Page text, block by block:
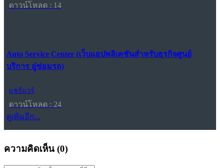
ดาวน์โหลด : 14
Auto Service Center (เว็บแอปพลิเคชันสำหรับธุรกิจศูนย์
บริการ อู่ซ่อมรถ)
แชร์แวร์
ดาวน์โหลด : 24
ดูเพิ่มอีก...
ความคิดเห็น (0)